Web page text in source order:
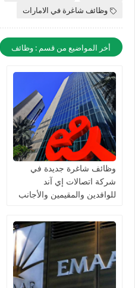
وظائف شاغرة في الامارات
أخر المواضيع من قسم : وظائف
وظائف شاغرة جديدة في
شركة اتصالات إي آند
للوافدين والمقيمين والأجانب